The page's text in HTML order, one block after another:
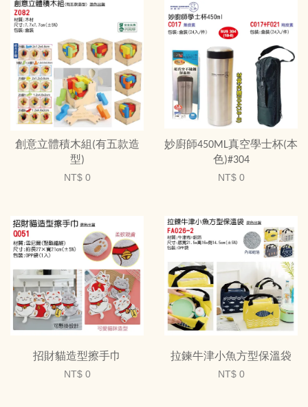
創意立體積木組(有五款造
型)
NT$ 0
妙廚師450ML真空學士杯(本
色)#304
NT$ 0
招財貓造型擦手巾
NT$ 0
拉鍊牛津小魚方型保溫袋
NT$ 0